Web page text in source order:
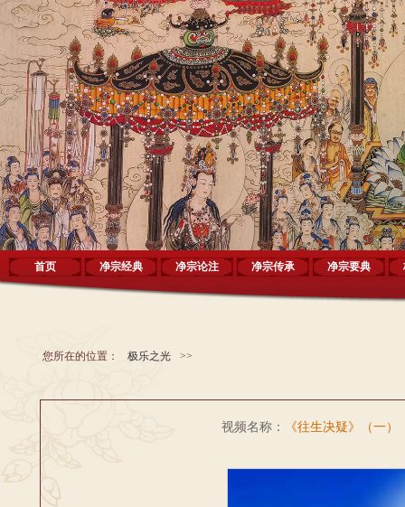
首页 净宗经典 净宗论注 净宗传承 净宗要典
您所在的位置： 极乐之光 >>
视频名称： 《往生决疑》（一